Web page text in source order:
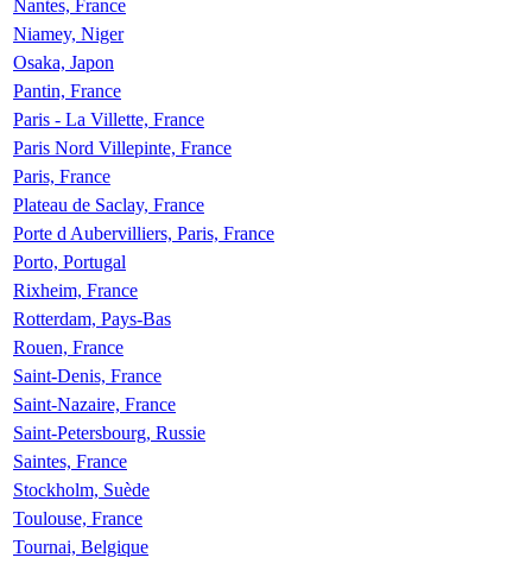
Nantes, France
Niamey, Niger
Osaka, Japon
Pantin, France
Paris - La Villette, France
Paris Nord Villepinte, France
Paris, France
Plateau de Saclay, France
Porte d Aubervilliers, Paris, France
Porto, Portugal
Rixheim, France
Rotterdam, Pays-Bas
Rouen, France
Saint-Denis, France
Saint-Nazaire, France
Saint-Petersbourg, Russie
Saintes, France
Stockholm, Suède
Toulouse, France
Tournai, Belgique